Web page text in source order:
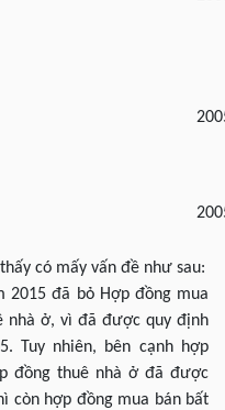
có mấy vấn đề như sau:
2015 đã bỏ Hợp đồng mua
nhà ở, vì đã được quy định
Tuy nhiên, bên cạnh hợp
đồng thuê nhà ở đã được
còn hợp đồng mua bán bất